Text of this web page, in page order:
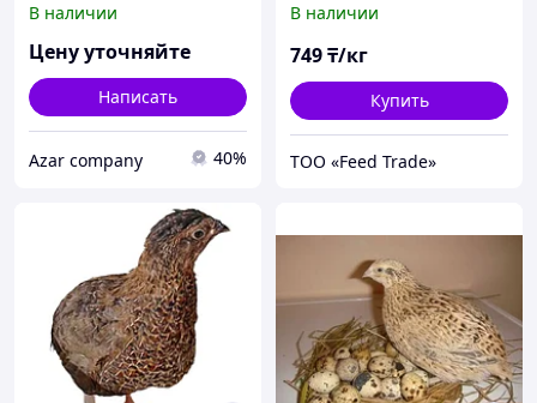
минеральная добавка, 1,5
кг,
В наличии
Цену уточняйте
Написать
Azar company 40%
В наличии
749₸/кг
Купить
ТОО «Feed Trade»